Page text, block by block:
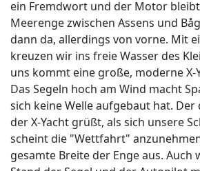
ein Fremdwort und der Motor
Meerenge zwischen Assens und
dann da, allerdings von vorne. Mit
kreuzen wir ins freie Wasser des
uns kommt eine große, moderne X-
Das Segeln hoch am Wind macht
sich keine Welle aufgebaut hat. Der
der X-Yacht grüßt, als sich unsere
scheint die "Wettfahrt"
gesamte Breite der Enge aus.